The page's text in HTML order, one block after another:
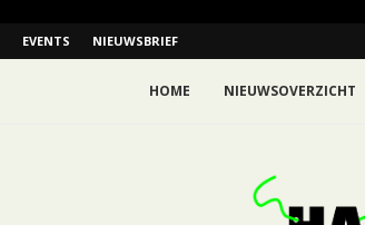
EVENTS NIEUWSBRIEF
HOME NIEUWSOVERZICHT